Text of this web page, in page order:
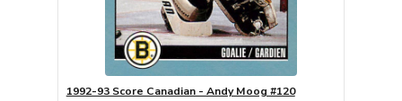
1992-93 Score Canadian - Andy Moog #120